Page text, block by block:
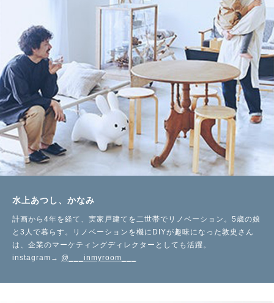
水上あつし、かなみ
計画から4年を経て、実家戸建てを二世帯でリノベーション。5歳の娘
と3人で暮らす。リノベーションを機にDIYが趣味になった敦史さん
は、企業のマーケティングディレクターとしても活躍。
instagram→ @___inmyroom___